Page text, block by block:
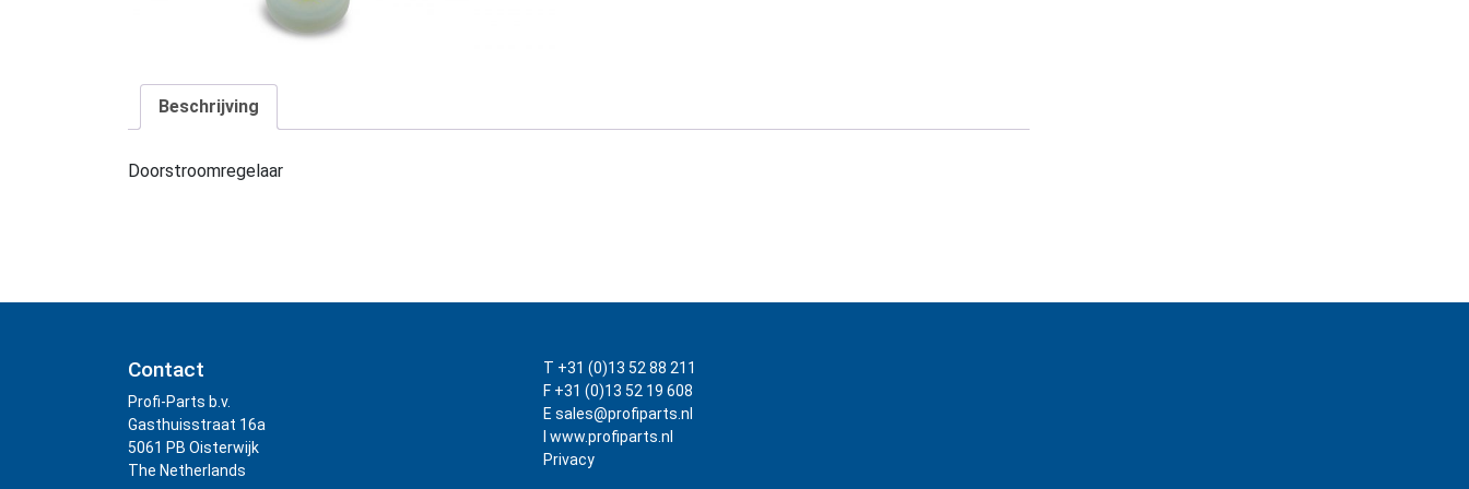
Beschrijving
Doorstroomregelaar
Contact
Profi-Parts b.v.
Gasthuisstraat 16a
5061 PB Oisterwijk
The Netherlands
T +31 (0)13 52 88 211
F +31 (0)13 52 19 608
E sales@profiparts.nl
I www.profiparts.nl
Privacy